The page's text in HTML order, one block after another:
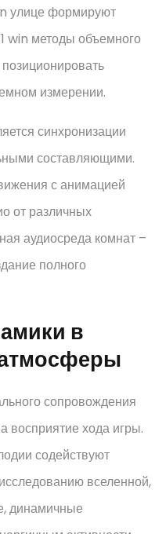
улице формируют
win методы объемного
измерении.
синхронизации
составляющими.
с анимацией
от различных
аудиосреда комнат –
полного
в
сопровождения
восприятие хода игры.
содействуют
вселенной,
динамичные